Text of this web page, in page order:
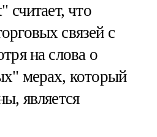
что
связей с
на слова о
мерах, который
является